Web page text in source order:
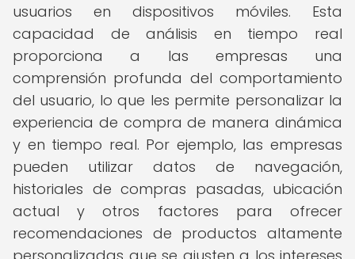
usuarios en dispositivos móviles. Esta
capacidad de análisis en tiempo real
proporciona a las empresas una
comprensión profunda del comportamiento
del usuario, lo que les permite personalizar la
experiencia de compra de manera dinámica
y en tiempo real. Por ejemplo, las empresas
pueden utilizar datos de navegación,
historiales de compras pasadas, ubicación
actual y otros factores para ofrecer
recomendaciones de productos altamente